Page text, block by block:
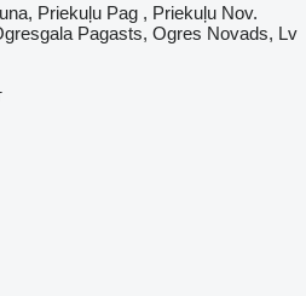
Priekuļu Pag , Priekuļu Nov.
Pagasts, Ogres Novads, Lv